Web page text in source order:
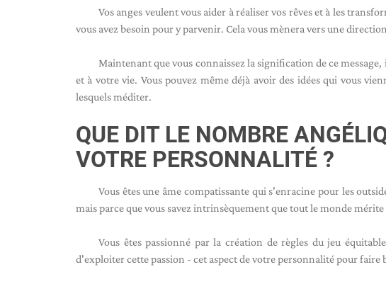
Vos anges veulent vous aider à réaliser vos rêves et à les
vous avez besoin pour y parvenir. Cela vous mènera vers une
Maintenant que vous connaissez la signification de ce
et à votre vie. Vous pouvez même déjà avoir des idées qui vous
lesquels méditer.
QUE DIT LE NOMBRE
VOTRE PERSONNALITÉ ?
Vous êtes une âme compatissante qui s'enracine pour les
mais parce que vous savez intrinsèquement que tout le monde mérite
Vous êtes passionné par la création de règles du jeu
d'exploiter cette passion - cet aspect de votre personnalité pour faire